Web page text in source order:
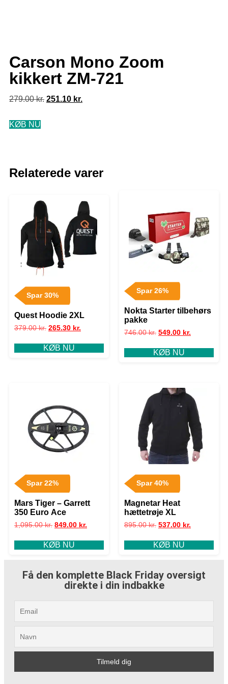
Carson Mono Zoom
kikkert ZM-721
279.00kr. 251.10 kr.
KØB NU
Relaterede varer
Spar 30%
Quest Hoodie 2XL
379.00kr. 265.30 kr.
KØB NU
Spar 26%
Nokta Starter tilbehørs
pakke
746.00kr. 549.00 kr.
KØB NU
Spar 22%
Mars Tiger – Garrett
350 Euro Ace
1,095.00kr. 849.00 kr.
KØB NU
Spar 40%
Magnetar Heat
hættetrøje XL
895.00kr. 537.00 kr.
KØB NU
Få den komplette Black Friday oversigt
direkte i din indbakke